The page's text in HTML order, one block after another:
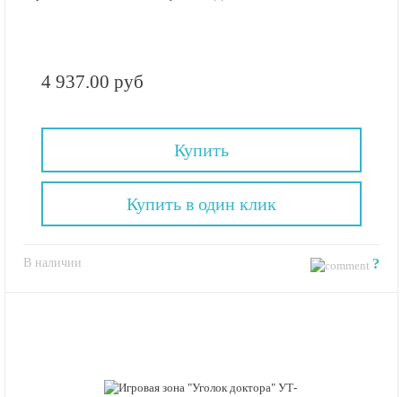
4 937.00 руб
Купить
В наличии ?
Купить в один клик